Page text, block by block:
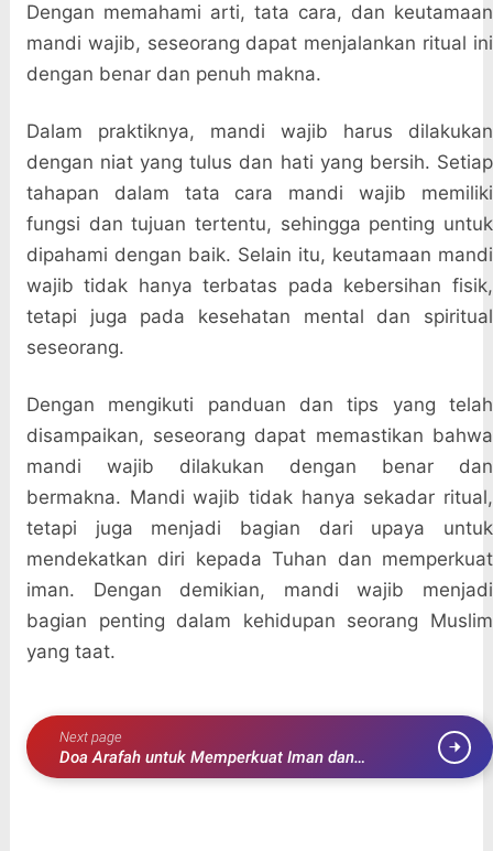
Dengan memahami arti, tata cara, dan keutamaan
mandi wajib, seseorang dapat menjalankan ritual ini
dengan benar dan penuh makna.
Dalam praktiknya, mandi wajib harus dilakukan
dengan niat yang tulus dan hati yang bersih. Setiap
tahapan dalam tata cara mandi wajib memiliki
fungsi dan tujuan tertentu, sehingga penting untuk
dipahami dengan baik. Selain itu, keutamaan mandi
wajib tidak hanya terbatas pada kebersihan fisik,
tetapi juga pada kesehatan mental dan spiritual
seseorang.
Dengan mengikuti panduan dan tips yang telah
disampaikan, seseorang dapat memastikan bahwa
mandi wajib dilakukan dengan benar dan
bermakna. Mandi wajib tidak hanya sekadar ritual,
tetapi juga menjadi bagian dari upaya untuk
mendekatkan diri kepada Tuhan dan memperkuat
iman. Dengan demikian, mandi wajib menjadi
bagian penting dalam kehidupan seorang Muslim
yang taat.
Next page
Doa Arafah untuk Memperkuat Iman dan
Mendapatkan Ketenangan Hati